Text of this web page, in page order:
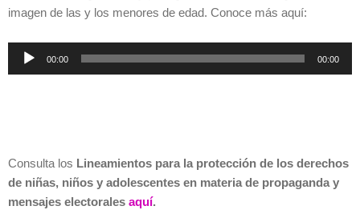
imagen de las y los menores de edad. Conoce más aquí:
Reproductor
00:00 00:00
Consulta los Lineamientos para la protección de los derechos
de niñas, niños y adolescentes en materia de propaganda y
mensajes electorales aquí.